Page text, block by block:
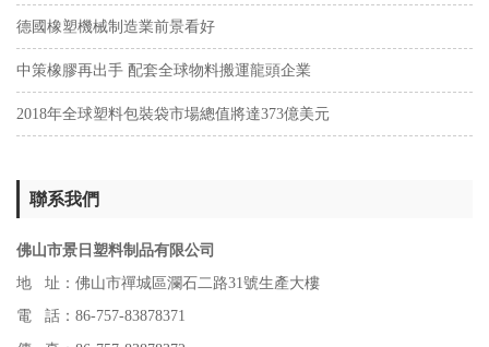
德國橡塑機械制造業前景看好
中策橡膠再出手 配套全球物料搬運龍頭企業
2018年全球塑料包裝袋市場總值將達373億美元
聯系我們
佛山市景日塑料制品有限公司
地 址：佛山市禪城區瀾石二路31號生產大樓
電 話：86-757-83878371